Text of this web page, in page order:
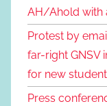
AH/Ahold with
Protest by
far-right GNSV
for new
Press